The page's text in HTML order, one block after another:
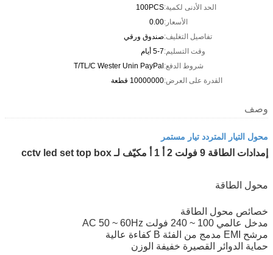
الحد الأدنى لكمية:100PCS
الأسعار:0.00
تفاصيل التغليف:صندوق ورقي
وقت التسليم:5-7 أيام
شروط الدفع:T/TL/C Wester Unin PayPal
القدرة على العرض:10000000 قطعة
وصف
محول التيار المتردد تيار مستمر
إمدادات الطاقة 9 فولت 2 أ 1 أ مكيّف لـ cctv led set top box
محول الطاقة
خصائص محول الطاقة
مدخل عالمي 100 ~ 240 فولت AC 50 ~ 60Hz
مرشح EMI مدمج من الفئة B كفاءة عالية
حماية الدوائر القصيرة خفيفة الوزن